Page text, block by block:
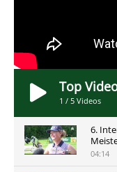
Top
1 / 5 Videos
6.
04:14